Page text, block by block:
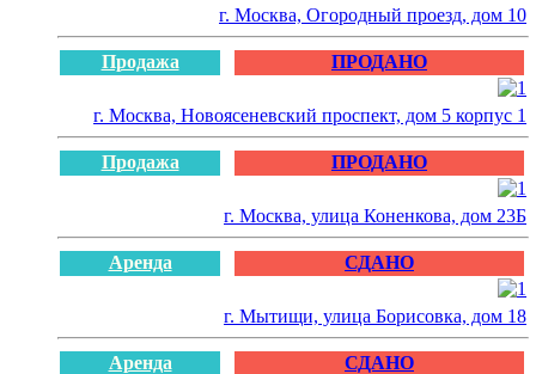
г. Москва, Огородный проезд, дом 10
Продажа ПРОДАНО
г. Москва, Новоясеневский проспект, дом 5 корпус 1
Продажа ПРОДАНО
г. Москва, улица Коненкова, дом 23Б
Аренда СДАНО
г. Мытищи, улица Борисовка, дом 18
Аренда СДАНО